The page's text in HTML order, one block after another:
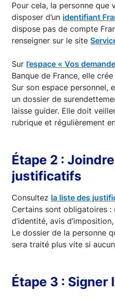
Pour cela, la personne que
disposer d’un identifiant
dispose pas de compte
renseigner sur le site
Sur l’espace « Vos
Banque de France, elle
Sur son espace personnel,
un dossier de
laisse guider. Elle doit
rubrique et régulièrement
Étape 2 :
justificatifs
Consultez la liste des
Certains sont obligatoires :
d’identité, avis
Le dossier de la personne
sera traité plus vite si
Étape 3 : Signer